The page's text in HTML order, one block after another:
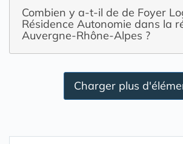
Combien y a-t-il de de Foyer
Résidence Autonomie dans la
Auvergne-Rhône-Alpes ?
Charger plus